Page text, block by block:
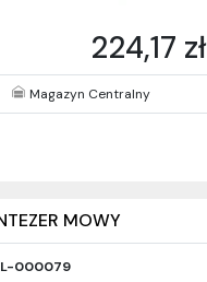
224,17 zł
Magazyn Centralny
MOWY
000079